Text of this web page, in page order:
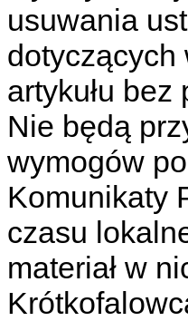
usuwania
dotyczących
artykułu
Nie będą
wymogów
Komunikaty
czasu
materiał w